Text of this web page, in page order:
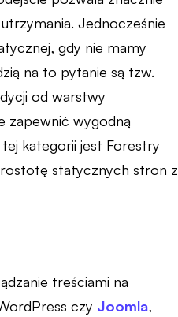
Jednocześnie
gdy nie mamy
na to pytanie są tzw.
od warstwy
zapewnić wygodną
kategorii jest Forestry
statycznych stron z
treściami na
czy Joomla,